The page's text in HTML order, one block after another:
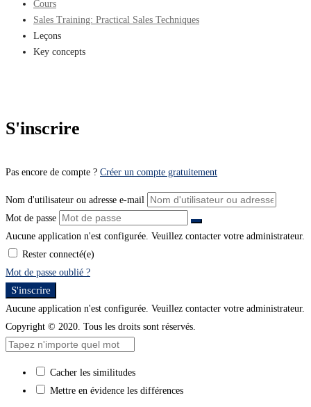
Cours
Sales Training: Practical Sales Techniques
Leçons
Key concepts
S'inscrire
Pas encore de compte ? Créer un compte gratuitement
Nom d'utilisateur ou adresse e-mail
Mot de passe
Aucune application n'est configurée. Veuillez contacter votre administrateur.
Rester connecté(e)
Mot de passe oublié ?
S'inscrire
Aucune application n'est configurée. Veuillez contacter votre administrateur.
Copyright © 2020. Tous les droits sont réservés.
Cacher les similitudes
Mettre en évidence les différences